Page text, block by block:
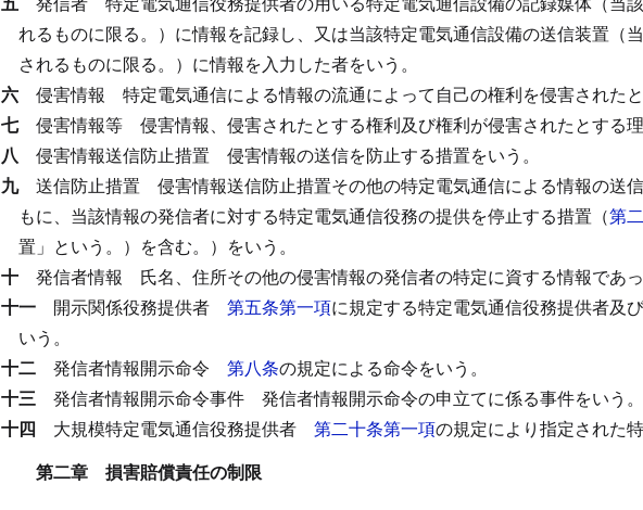
れるものに限る。）に情報を記録し、又は当該特定電気通信設備の送信装置（
されるものに限る。）に情報を入力した者をいう。
六 侵害情報
特定電気通信による情報の流通によって自己の権利を侵害された
七 侵害情報等
侵害情報、侵害されたとする権利及び権利が侵害されたとする理
八 侵害情報送信防止措置
侵害情報の送信を防止する措置をいう。
九 送信防止措置
侵害情報送信防止措置その他の特定電気通信による情報の送
もに、当該情報の発信者に対する特定電気通信役務の提供を停止する措置（第
置」という。）を含む。）をいう。
十 発信者情報
氏名、住所その他の侵害情報の発信者の特定に資する情報であ
十一 開示関係役務提供者 第五条第一項に規定する特定電気通信役務提供者及び
いう。
十二 発信者情報開示命令 第八条の規定による命令をいう。
十三 発信者情報開示命令事件
発信者情報開示命令の申立てに係る事件をいう。
十四 大規模特定電気通信役務提供者 第二十条第一項の規定により指定された
第二章 損害賠償責任の制限